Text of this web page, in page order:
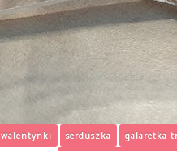
walentynki serduszka galaretka